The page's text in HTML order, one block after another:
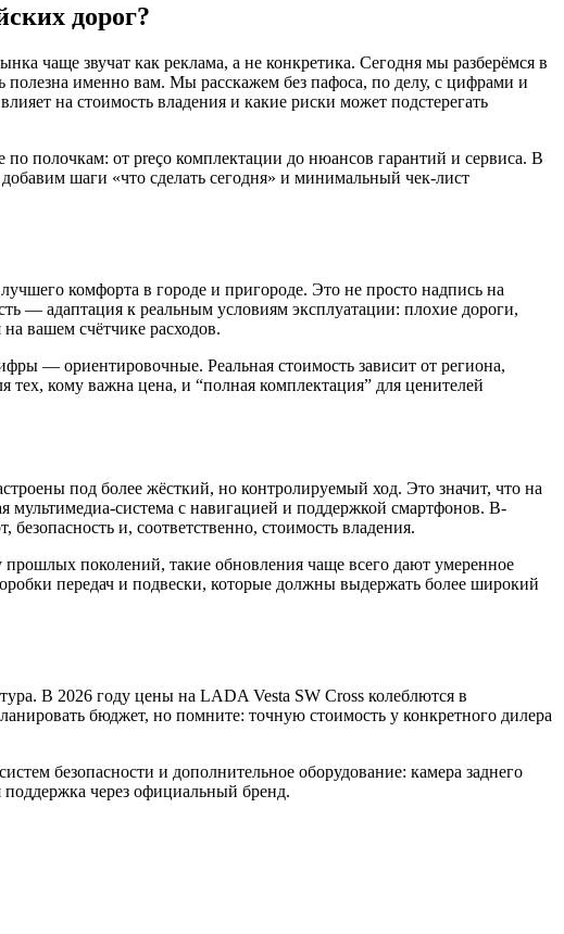
дорог?
чаще звучат как реклама, а не конкретика. Сегодня мы разберёмся в
именно вам. Мы расскажем без пафоса, по делу, с цифрами и
на стоимость владения и какие риски может подстерегать
полочкам: от preço комплектации до нюансов гарантий и сервиса. В
шаги «что сделать сегодня» и минимальный чек-лист
комфорта в городе и пригороде. Это не просто надпись на
— адаптация к реальным условиям эксплуатации: плохие дороги,
вашем счётчике расходов.
— ориентировочные. Реальная стоимость зависит от региона,
кому важна цена, и “полная комплектация” для ценителей
под более жёсткий, но контролируемый ход. Это значит, что на
мультимедиа-система с навигацией и поддержкой смартфонов. В-
и, соответственно, стоимость владения.
поколений, такие обновления чаще всего дают умеренное
передач и подвески, которые должны выдержать более широкий
В 2026 году цены на LADA Vesta SW Cross колеблются в
бюджет, но помните: точную стоимость у конкретного дилера
безопасности и дополнительное оборудование: камера заднего
поддержка через официальный бренд.